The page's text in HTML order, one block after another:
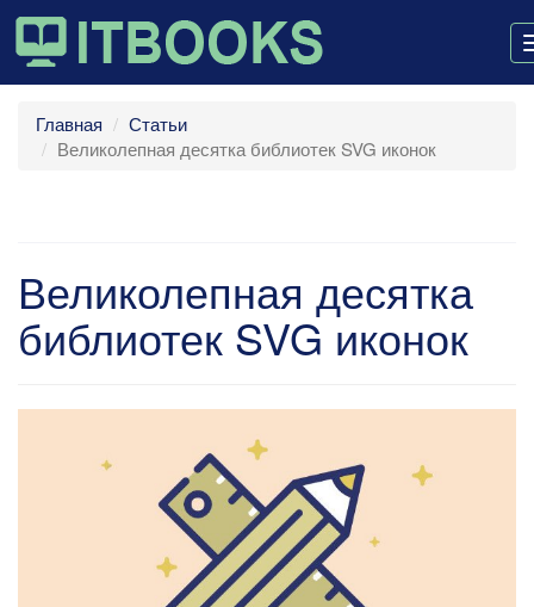
Главная
Статьи
Великолепная десятка библиотек SVG иконок
Великолепная десятка
библиотек SVG иконок